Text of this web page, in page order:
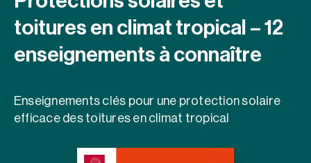
toitures en climat tropical – 12
enseignements à connaître
Enseignements clés pour une protection solaire
efficace des toitures en climat tropical